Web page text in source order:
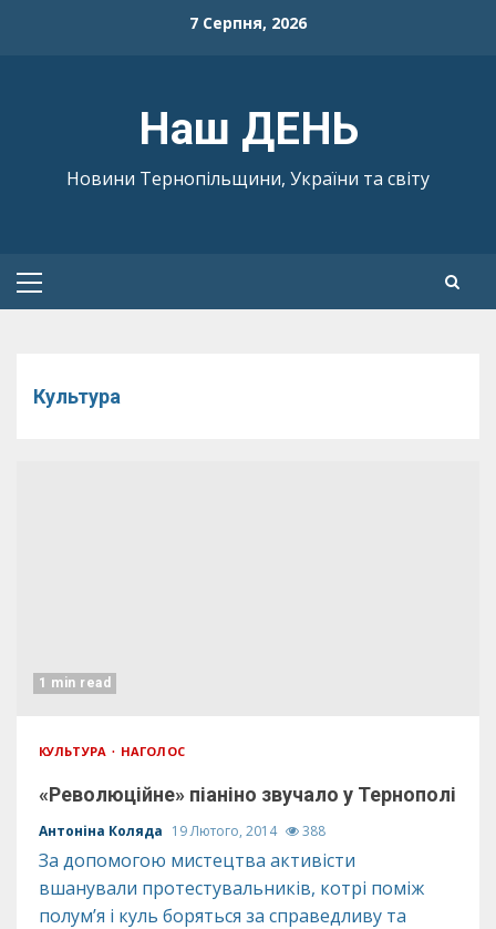
7 Серпня, 2026
Наш ДЕНЬ
Новини Тернопільщини, України та світу
Primary
Культура
1 min read
КУЛЬТУРА НАГОЛОС
«Революційне» піаніно звучало у Тернополі
Антоніна Коляда 19 Лютого, 2014 388
За допомогою мистецтва активісти
вшанували протестувальників, котрі поміж
полум’я і куль боряться за справедливу та